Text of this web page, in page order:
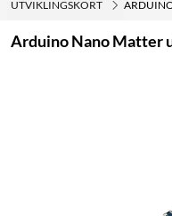
UTVIKLINGSKORT
Arduino Nano Matter